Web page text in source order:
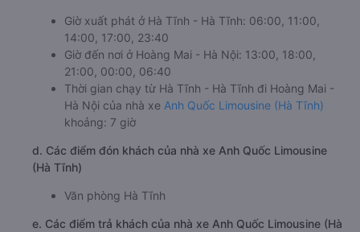
Giờ xuất phát ở Hà Tĩnh - Hà Tĩnh: 06:00, 11:00,
14:00, 17:00, 23:40
Giờ đến nơi ở Hoàng Mai - Hà Nội: 13:00, 18:00,
21:00, 00:00, 06:40
Thời gian chạy từ Hà Tĩnh - Hà Tĩnh đi Hoàng Mai -
Hà Nội của nhà xe Anh Quốc Limousine (Hà Tĩnh)
khoảng: 7 giờ
d. Các điểm đón khách của nhà xe Anh Quốc Limousine
(Hà Tĩnh)
Văn phòng Hà Tĩnh
e. Các điểm trả khách của nhà xe Anh Quốc Limousine (Hà